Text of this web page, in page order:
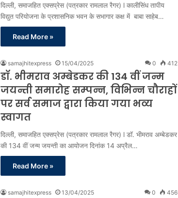
दिल्ली, समाजहित एक्सप्रेस (पत्रकार रामलाल रैगर) l कालीसिंध तापीय
विद्युत परियोजना के प्रशासनिक भवन के सभागार कक्ष में बाबा साहेब…
Read More »
samajhitexpress 15/04/2025 0 412
डॉ. भीमराव अम्बेडकर की 134 वीं जन्म
जयन्ती समारोह सम्पन्न, विभिन्न चौराहों
पर सर्व समाज द्वारा किया गया भव्य
स्वागत
दिल्ली, समाजहित एक्सप्रेस (पत्रकार रामलाल रैगर) l डॉ. भीमराव अम्बेडकर
की 134 वीं जन्म जयन्ती का आयोजन दिनांक 14 अप्रैल…
Read More »
samajhitexpress 13/04/2025 0 456